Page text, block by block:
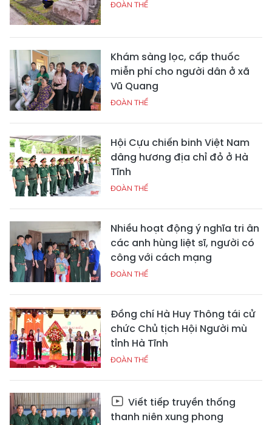
ĐOÀN THỂ
Khám sàng lọc, cấp thuốc
miễn phí cho người dân ở xã
Vũ Quang
ĐOÀN THỂ
Hội Cựu chiến binh Việt Nam
dâng hương địa chỉ đỏ ở Hà
Tĩnh
ĐOÀN THỂ
Nhiều hoạt động ý nghĩa tri ân
các anh hùng liệt sĩ, người có
công với cách mạng
ĐOÀN THỂ
Đồng chí Hà Huy Thông tái cử
chức Chủ tịch Hội Người mù
tỉnh Hà Tĩnh
ĐOÀN THỂ
Viết tiếp truyền thống
thanh niên xung phong